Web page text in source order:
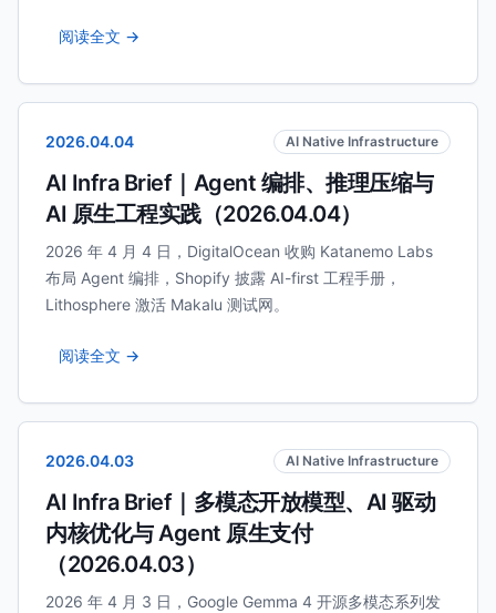
阅读全文 →
2026.04.04 AI Native Infrastructure
AI Infra Brief｜Agent 编排、推理压缩与
AI 原生工程实践（2026.04.04）
2026 年 4 月 4 日，DigitalOcean 收购 Katanemo Labs
布局 Agent 编排，Shopify 披露 AI-first 工程手册，
Lithosphere 激活 Makalu 测试网。
阅读全文 →
2026.04.03 AI Native Infrastructure
AI Infra Brief｜多模态开放模型、AI 驱动
内核优化与 Agent 原生支付
（2026.04.03）
2026 年 4 月 3 日，Google Gemma 4 开源多模态系列发